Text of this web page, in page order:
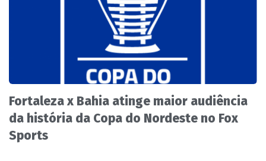
Fortaleza x Bahia atinge maior audiência
da história da Copa do Nordeste no Fox
Sports